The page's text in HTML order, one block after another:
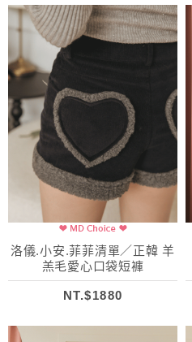
洛儀.小安.菲菲清單／正韓 羊
羔毛愛心口袋短褲
NT.$1880